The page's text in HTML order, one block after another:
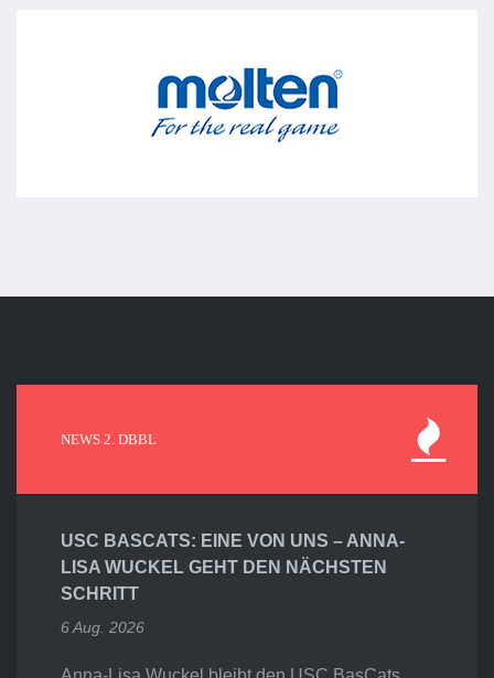
NEWS 2. DBBL
USC BASCATS: EINE VON UNS – ANNA-
LISA WUCKEL GEHT DEN NÄCHSTEN
SCHRITT
6 Aug. 2026